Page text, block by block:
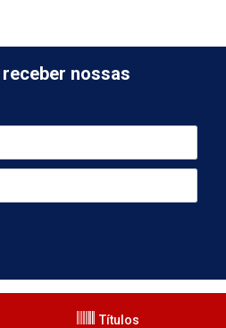
nossas
Títulos